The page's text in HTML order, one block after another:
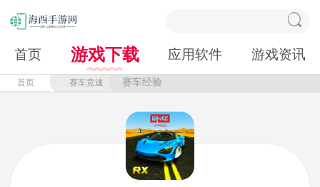
首页 游戏下载 应用软件 游戏资讯
首页 赛车竞速 赛车经验